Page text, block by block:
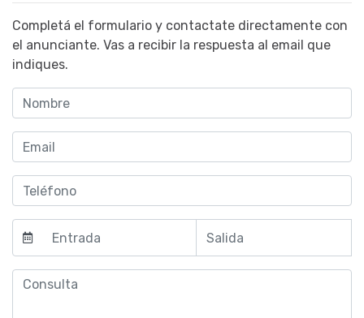
Completá el formulario y contactate directamente con
el anunciante. Vas a recibir la respuesta al email que
indiques.